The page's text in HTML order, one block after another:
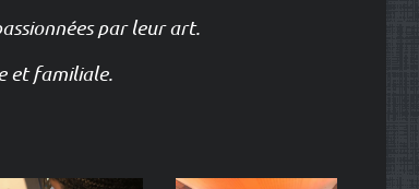
par leur art.
et familiale.